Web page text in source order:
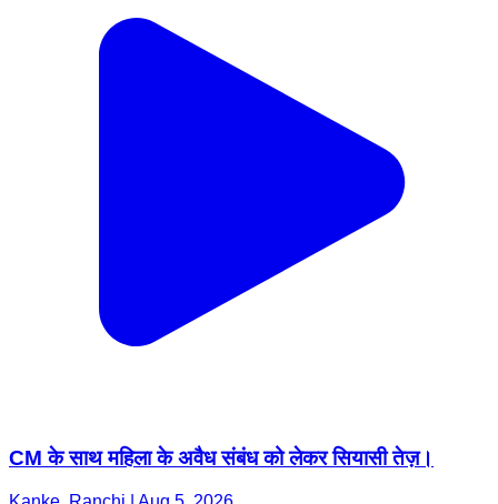
CM के साथ महिला के अवैध संबंध को लेकर सियासी तेज़।